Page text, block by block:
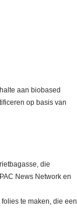
aan biobased
op basis van
die
News Network en
te maken, die een